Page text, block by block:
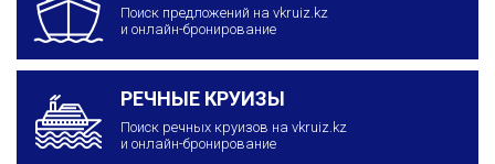
Поиск предложений на vkruiz.kz
и онлайн-бронирование
РЕЧНЫЕ КРУИЗЫ
Поиск речных круизов на vkruiz.kz
и онлайн-бронирование